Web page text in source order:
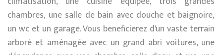
chambres, une salle de bain avec douche et baignoire,
un wc et un garage. Vous beneficierez d'un vaste terrain
arboré et aménagée avec un grand abri voitures, une